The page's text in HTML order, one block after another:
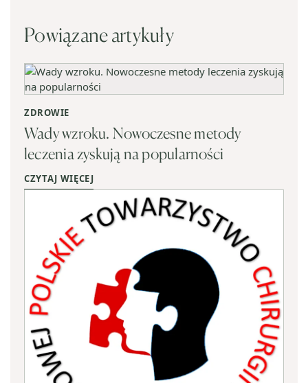
Powiązane artykuły
ZDROWIE
Wady wzroku. Nowoczesne metody
leczenia zyskują na popularności
CZYTAJ WIĘCEJ